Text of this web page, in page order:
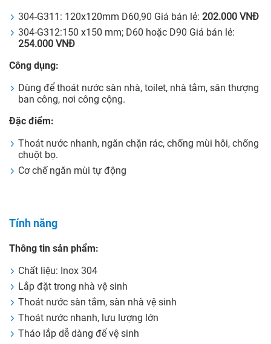
304-G311: 120x120mm D60,90 Giá bán lẻ: 202.000 VNĐ
304-G312:150 x150 mm; D60 hoặc D90 Giá bán lẻ:
254.000 VNĐ
Công dụng:
Dùng để thoát nước sàn nhà, toilet, nhà tắm, sân thượng
ban công, nơi công cộng.
Đặc điểm:
Thoát nước nhanh, ngăn chặn rác, chống mùi hôi, chống
chuột bọ.
Cơ chế ngăn mùi tự động
Tính năng
Thông tin sản phẩm:
Chất liệu: Inox 304
Lắp đặt trong nhà vệ sinh
Thoát nước sàn tắm, sàn nhà vệ sinh
Thoát nước nhanh, lưu lượng lớn
Tháo lắp dễ dàng để vệ sinh